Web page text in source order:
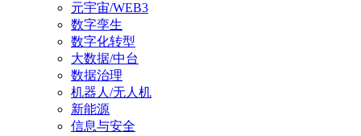
元宇宙/WEB3
数字孪生
数字化转型
大数据/中台
数据治理
机器人/无人机
新能源
信息与安全